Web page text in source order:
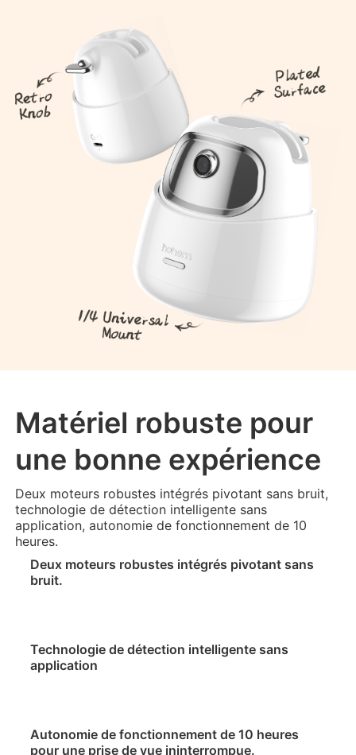
Matériel robuste pour
une bonne expérience
Deux moteurs robustes intégrés pivotant sans bruit,
technologie de détection intelligente sans
application, autonomie de fonctionnement de 10
heures.
Deux moteurs robustes intégrés pivotant sans
bruit.
Technologie de détection intelligente sans
application
Autonomie de fonctionnement de 10 heures
pour une prise de vue ininterrompue.